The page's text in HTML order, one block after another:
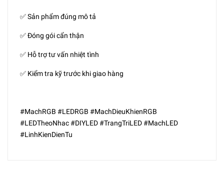
✅ Sản phẩm đúng mô tả
✅ Đóng gói cẩn thận
✅ Hỗ trợ tư vấn nhiệt tình
✅ Kiểm tra kỹ trước khi giao hàng
#MachRGB #LEDRGB #MachDieuKhienRGB
#LEDTheoNhac #DIYLED #TrangTriLED #MachLED
#LinhKienDienTu